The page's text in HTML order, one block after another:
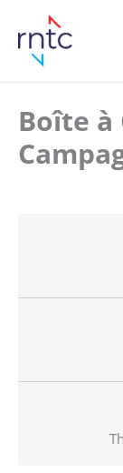
Boîte